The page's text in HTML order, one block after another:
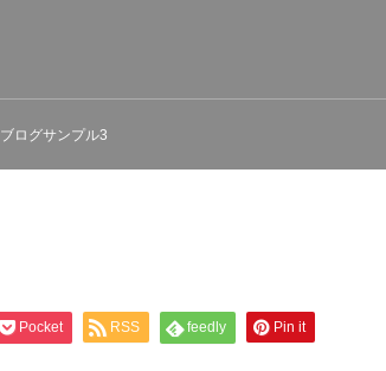
ブログサンプル3
Pocket RSS feedly Pin it